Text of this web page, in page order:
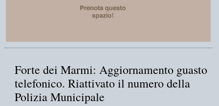
Forte dei Marmi: Aggiornamento guasto
telefonico. Riattivato il numero della
Polizia Municipale